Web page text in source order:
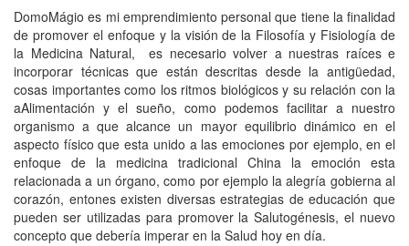
DomoMágio es mi emprendimiento personal que tiene la finalidad
de promover el enfoque y la visión de la Filosofía y Fisiología de
la Medicina Natural, es necesario volver a nuestras raíces e
incorporar técnicas que están descritas desde la antigüedad,
cosas importantes como los ritmos biológicos y su relación con la
aAlimentación y el sueño, como podemos facilitar a nuestro
organismo a que alcance un mayor equilibrio dinámico en el
aspecto físico que esta unido a las emociones por ejemplo, en el
enfoque de la medicina tradicional China la emoción esta
relacionada a un órgano, como por ejemplo la alegría gobierna al
corazón, entones existen diversas estrategias de educación que
pueden ser utilizadas para promover la Salutogénesis, el nuevo
concepto que debería imperar en la Salud hoy en día.